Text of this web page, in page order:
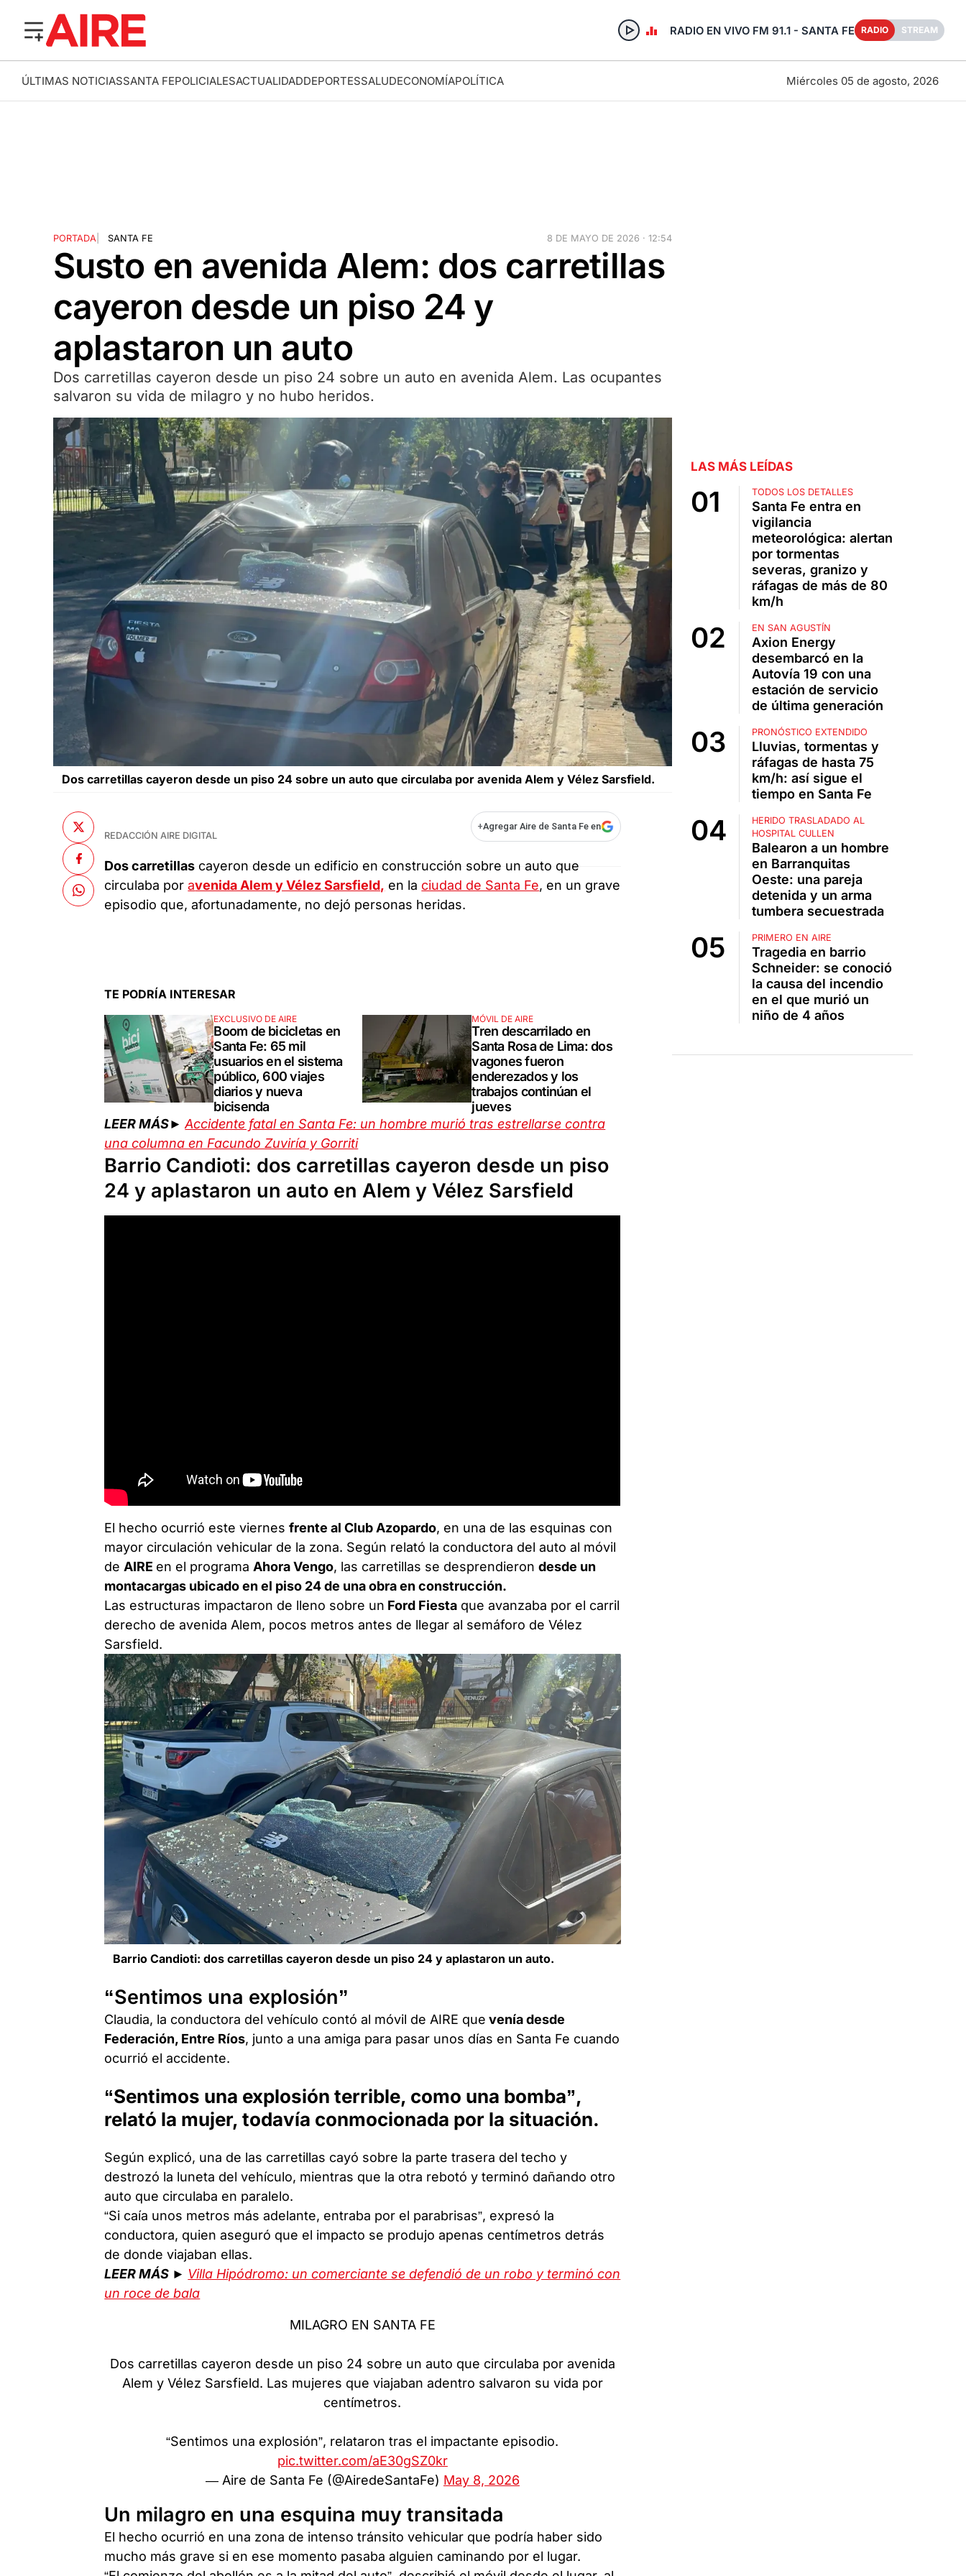
RADIO EN VIVO FM 91.1 - SANTA FE RADIO STREAM
ÚLTIMAS NOTICIASSANTA FEPOLICIALESACTUALIDADDEPORTESSALUDECONOMÍAPOLÍTICA Miércoles 05 de agosto, 2026
PORTADA| SANTA FE 8 DE MAYO DE 2026 · 12:54
Susto en avenida Alem: dos carretillas
cayeron desde un piso 24 y
aplastaron un auto
Dos carretillas cayeron desde un piso 24 sobre un auto en avenida Alem. Las ocupantes
salvaron su vida de milagro y no hubo heridos.
Dos carretillas cayeron desde un piso 24 sobre un auto que circulaba por avenida Alem y Vélez Sarsfield.
REDACCIÓN AIRE DIGITAL
+Agregar Aire de Santa Fe en
Dos carretillas cayeron desde un edificio en construcción sobre un auto que
circulaba poravenida Alem y Vélez Sarsfield, en la ciudad de Santa Fe, en un grave
episodio que, afortunadamente, no dejó personas heridas.
TE PODRÍA INTERESAR
EXCLUSIVO DE AIRE
Boom de bicicletas en
Santa Fe: 65 mil
usuarios en el sistema
público, 600 viajes
diarios y nueva
bicisenda
MÓVIL DE AIRE
Tren descarrilado en
Santa Rosa de Lima: dos
vagones fueron
enderezados y los
trabajos continúan el
jueves
LEER MÁS►Accidente fatal en Santa Fe: un hombre murió tras estrellarse contra
una columna en Facundo Zuviría y Gorriti
Barrio Candioti: dos carretillas cayeron desde un piso
24 y aplastaron un auto en Alem y Vélez Sarsfield
El hecho ocurrió este viernesfrente al Club Azopardo, en una de las esquinas con
mayor circulación vehicular de la zona. Según relató la conductora del auto al móvil
de AIRE en el programa Ahora Vengo, las carretillas se desprendierondesde un
montacargas ubicado en el piso 24 de una obra en construcción.
Las estructuras impactaron de lleno sobre un Ford Fiesta que avanzaba por el carril
derecho de avenida Alem, pocos metros antes de llegar al semáforo de Vélez
Sarsfield.
Barrio Candioti: dos carretillas cayeron desde un piso 24 y aplastaron un auto.
“Sentimos una explosión”
Claudia, la conductora del vehículo contó al móvil de AIRE que venía desde
Federación, Entre Ríos, junto a una amiga para pasar unos días en Santa Fe cuando
ocurrió el accidente.
“Sentimos una explosión terrible, como una bomba”,
relató la mujer, todavía conmocionada por la situación.
Según explicó, una de las carretillas cayó sobre la parte trasera del techo y
destrozó la luneta del vehículo, mientras que la otra rebotó y terminó dañando otro
auto que circulaba en paralelo.
“Si caía unos metros más adelante, entraba por el parabrisas”, expresó la
conductora, quien aseguró que el impacto se produjo apenas centímetros detrás
de donde viajaban ellas.
LEER MÁS ► Villa Hipódromo: un comerciante se defendió de un robo y terminó con
un roce de bala
MILAGRO EN SANTA FE
Dos carretillas cayeron desde un piso 24 sobre un auto que circulaba por avenida
Alem y Vélez Sarsfield. Las mujeres que viajaban adentro salvaron su vida por
centímetros.
“Sentimos una explosión”, relataron tras el impactante episodio.
pic.twitter.com/aE30gSZ0kr
— Aire de Santa Fe (@AiredeSantaFe) May 8, 2026
Un milagro en una esquina muy transitada
El hecho ocurrió en una zona de intenso tránsito vehicular que podría haber sido
mucho más grave si en ese momento pasaba alguien caminando por el lugar.
LAS MÁS LEÍDAS
TODOS LOS DETALLES
Santa Fe entra en
vigilancia
meteorológica: alertan
por tormentas
severas, granizo y
ráfagas de más de 80
km/h
EN SAN AGUSTÍN
Axion Energy
desembarcó en la
Autovía 19 con una
estación de servicio
de última generación
PRONÓSTICO EXTENDIDO
Lluvias, tormentas y
ráfagas de hasta 75
km/h: así sigue el
tiempo en Santa Fe
HERIDO TRASLADADO AL
HOSPITAL CULLEN
Balearon a un hombre
en Barranquitas
Oeste: una pareja
detenida y un arma
tumbera secuestrada
PRIMERO EN AIRE
Tragedia en barrio
Schneider: se conoció
la causa del incendio
en el que murió un
niño de 4 años